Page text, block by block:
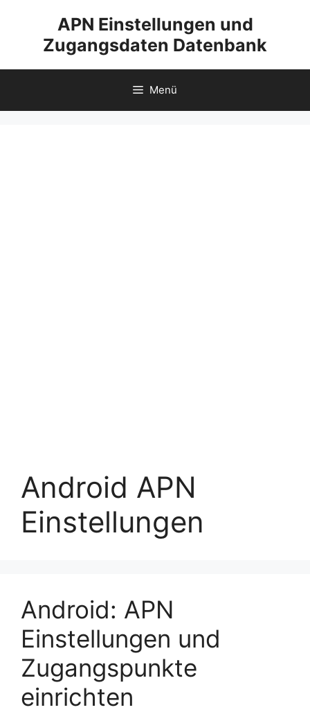
springen
APN Einstellungen und
Zugangsdaten Datenbank
Menü
Android APN
Einstellungen
Android: APN
Einstellungen und
Zugangspunkte
einrichten